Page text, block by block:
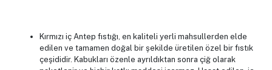
Kırmızı iç Antep fıstığı, en kaliteli yerli mahsullerden elde
edilen ve tamamen doğal bir şekilde üretilen özel bir fıstık
çeşididir. Kabukları özenle ayrıldıktan sonra çiğ olarak